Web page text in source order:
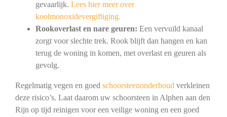
gevaarlijk. Lees hier meer over
koolmonoxidevergiftiging.
Rookoverlast en nare geuren: Een vervuild kanaal
zorgt voor slechte trek. Rook blijft dan hangen en kan
terug de woning in komen, met overlast en geuren als
gevolg.
Regelmatig vegen en goed schoorsteenonderhoud verkleinen
deze risico’s. Laat daarom uw schoorsteen in Alphen aan den
Rijn op tijd reinigen voor een veilige woning en een goed